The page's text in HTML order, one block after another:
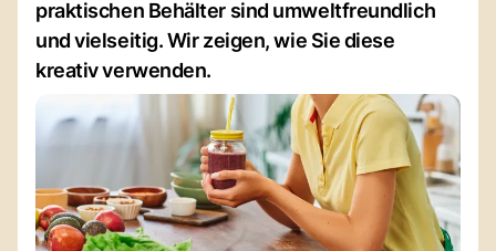
praktischen Behälter sind umweltfreundlich
und vielseitig. Wir zeigen, wie Sie diese
kreativ verwenden.